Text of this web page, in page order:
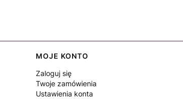
MOJE KONTO
Zaloguj się
Twoje zamówienia
Ustawienia konta